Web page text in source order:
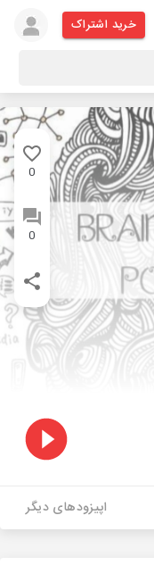
خرید اشتراک
0
0
اپیزودهای دیگر